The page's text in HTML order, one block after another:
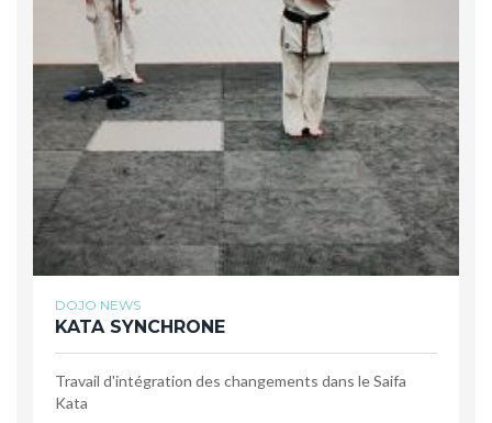
DOJO NEWS
KATA SYNCHRONE
Travail d'intégration des changements dans le Saifa
Kata